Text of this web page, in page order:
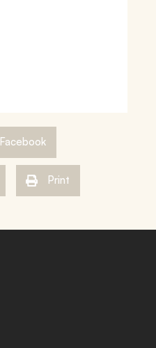
Facebook
Print